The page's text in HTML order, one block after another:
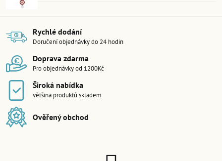
Rychlé dodání
Doručení objednávky do 24 hodin
Doprava zdarma
Pro objednávky od 1200Kč
Široká nabídka
většina produktů skladem
Ověřený obchod